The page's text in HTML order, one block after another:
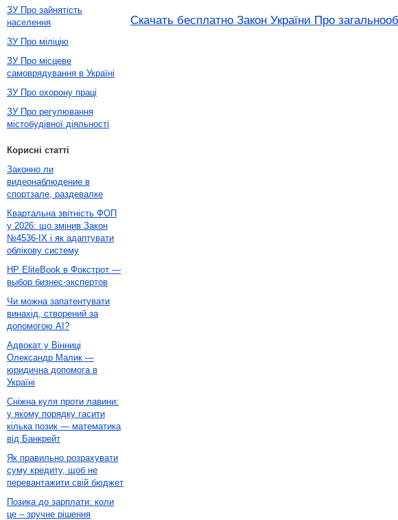
Скачать бесплатно Закон України Про
ЗУ Про зайнятість
населення
ЗУ Про міліцію
ЗУ Про місцеве
самоврядування в Україні
ЗУ Про охорону праці
ЗУ Про регулювання
містобудівної діяльності
Корисні статті
Законно ли
видеонаблюдение в
спортзале, раздевалке
Квартальна звітність ФОП
у 2026: що змінив Закон
№4536-IX і як адаптувати
облікову систему
HP EliteBook в Фокстрот —
выбор бизнес-экспертов
Чи можна запатентувати
винахід, створений за
допомогою AI?
Адвокат у Вінниці
Олександр Малик —
юридична допомога в
Україні
Сніжна куля проти лавини:
у якому порядку гасити
кілька позик — математика
від Банкрейт
Як правильно розрахувати
суму кредиту, щоб не
перевантажити свій бюджет
Позика до зарплати: коли
це – зручне рішення